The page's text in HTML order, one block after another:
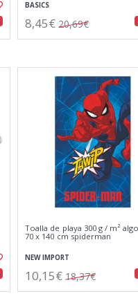
BASICS
8,45€ 20,69€
Toalla de playa 300 g / m²
70 x 140 cm spiderman
NEW IMPORT
10,15€ 18,37€